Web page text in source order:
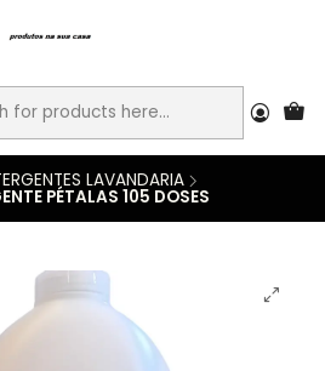
LAVANDARIA
PÉTALAS 105 DOSES